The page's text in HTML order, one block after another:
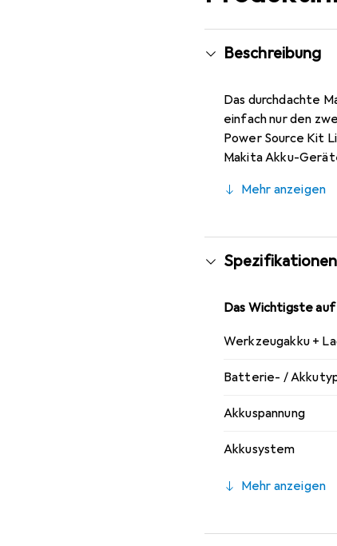
Beschreibung
Das durchdachte
einfach nur den
Power Source Kit
Makita Akku-
Ihnen ein
Mehr anzeigen
Spezifikationen
Das Wichtigste auf
Werkzeugakku +
Batterie- /
Akkuspannung
Akkusystem
Mehr anzeigen